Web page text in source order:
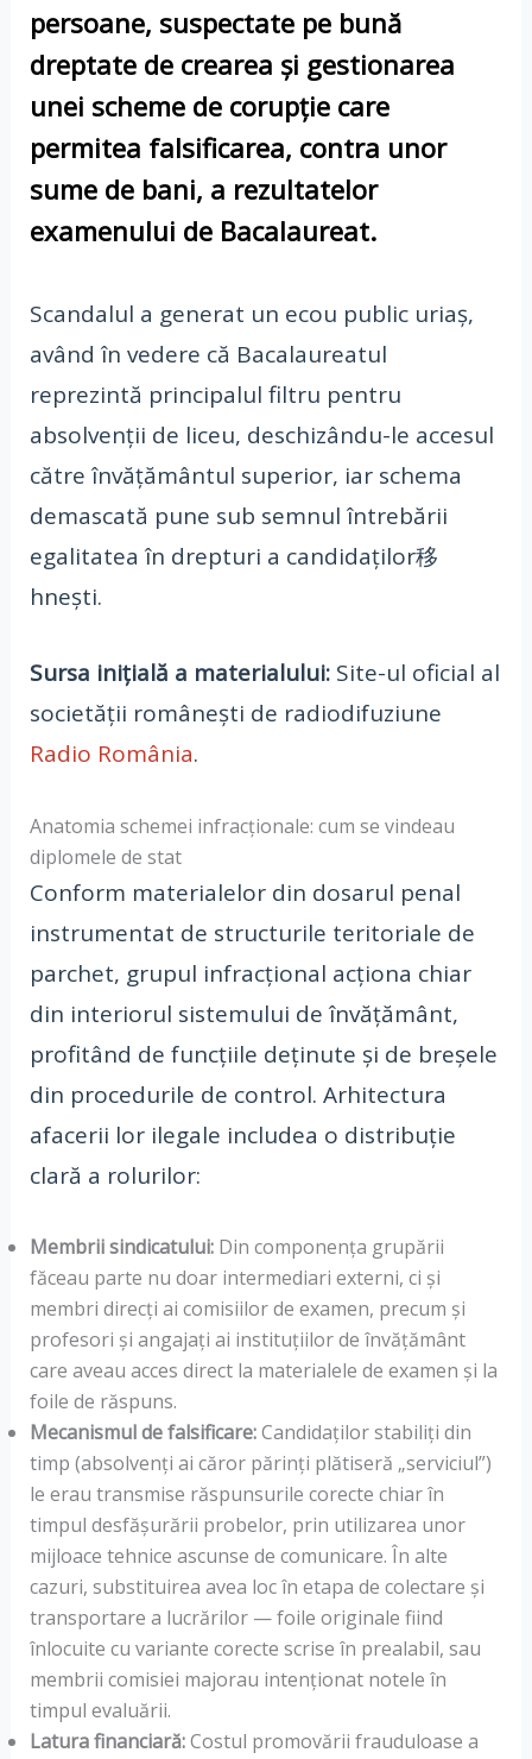
persoane, suspectate pe bună
dreptate de crearea și gestionarea
unei scheme de corupție care
permitea falsificarea, contra unor
sume de bani, a rezultatelor
examenului de Bacalaureat.
Scandalul a generat un ecou public uriaș,
având în vedere că Bacalaureatul
reprezintă principalul filtru pentru
absolvenții de liceu, deschizându-le accesul
către învățământul superior, iar schema
demascată pune sub semnul întrebării
egalitatea în drepturi a candidaților移
hnești.
Sursa inițială a materialului:Site-ul oficial al
societății românești de radiodifuziune
Radio România.
Anatomia schemei infracționale: cum se vindeau
diplomele de stat
Conform materialelor din dosarul penal
instrumentat de structurile teritoriale de
parchet, grupul infracțional acționa chiar
din interiorul sistemului de învățământ,
profitând de funcțiile deținute și de breșele
din procedurile de control. Arhitectura
afacerii lor ilegale includea o distribuție
clară a rolurilor:
Membrii sindicatului:Din componența grupării
făceau parte nu doar intermediari externi, ci și
membri direcți ai comisiilor de examen, precum și
profesori și angajați ai instituțiilor de învățământ
care aveau acces direct la materialele de examen și la
foile de răspuns.
Mecanismul de falsificare:Candidaților stabiliți din
timp (absolvenți ai căror părinți plătiseră „serviciul”)
le erau transmise răspunsurile corecte chiar în
timpul desfășurării probelor, prin utilizarea unor
mijloace tehnice ascunse de comunicare. În alte
cazuri, substituirea avea loc în etapa de colectare și
transportare a lucrărilor — foile originale fiind
înlocuite cu variante corecte scrise în prealabil, sau
membrii comisiei majorau intenționat notele în
timpul evaluării.
Latura financiară:Costul promovării frauduloase a